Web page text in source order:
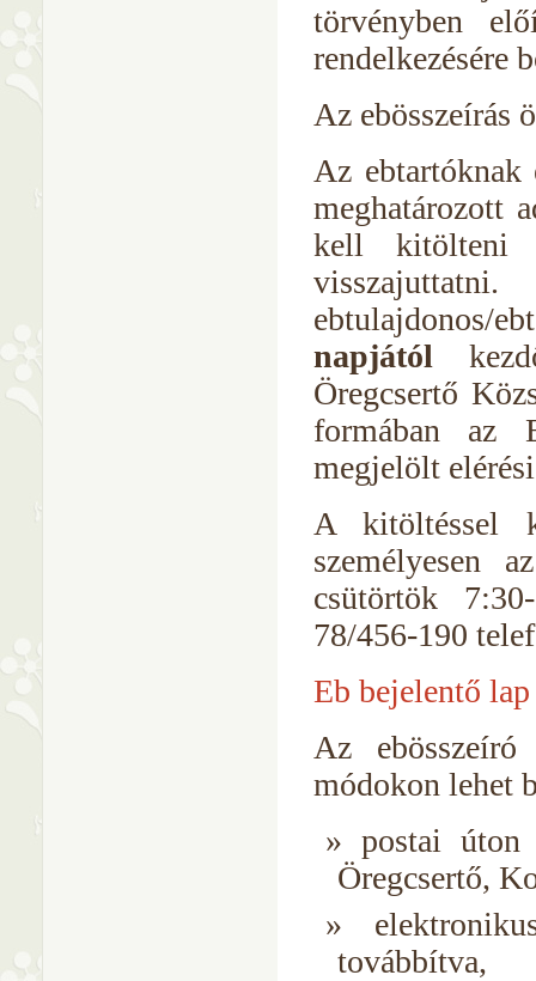
törvényben
rendelkezésére
Az ebösszeírás
Az ebtartóknak
meghatározott
kell kitölteni
ebtulajdonos/
napjától
Öregcsertő
formában az
megjelölt
A kitöltéssel
személyesen
csütörtök
78/456-190
Eb bejelentő lap
Az
módokon lehet
postai úton
Öregcsertő,
továbbítva,